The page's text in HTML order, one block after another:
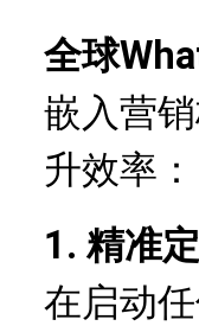
全球
嵌入营
升效率：
1. 精准
在启动